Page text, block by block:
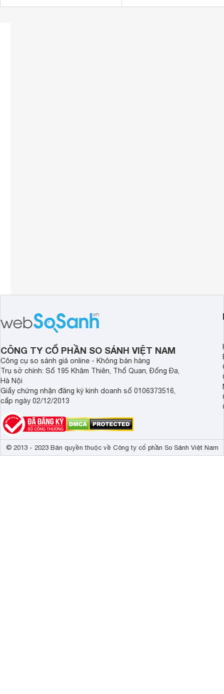
CÔNG TY CỔ PHẦN SO SÁNH VIỆT NAM
Công cụ so sánh giá online - Không bán hàng
Trụ sở chính: Số 195 Khâm Thiên, Thổ Quan, Đống Đa,
Hà Nội
Giấy chứng nhận đăng ký kinh doanh số 0106373516,
cấp ngày 02/12/2013
© 2013 - 2023 Bản quyền thuộc về Công ty cổ phần So Sánh Việt Nam